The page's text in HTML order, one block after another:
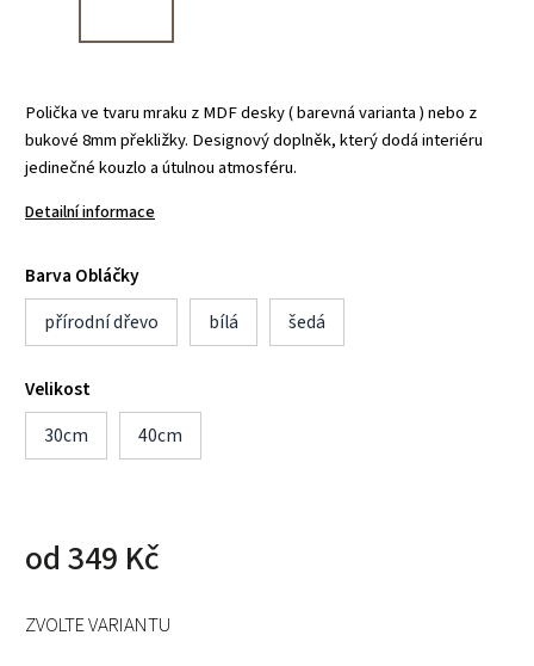
Polička ve tvaru mraku z MDF desky ( barevná varianta ) nebo z
bukové 8mm překližky. Designový doplněk, který dodá interiéru
jedinečné kouzlo a útulnou atmosféru.
Detailní informace
Barva Obláčky
přírodní dřevo
bílá šedá
Velikost
30cm
40cm
od 349 Kč
ZVOLTE VARIANTU